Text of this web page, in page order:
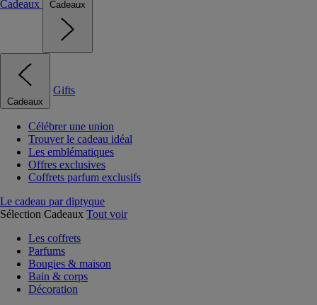
Cadeaux
Cadeaux
Cadeaux
Gifts
Célébrer une union
Trouver le cadeau idéal
Les emblématiques
Offres exclusives
Coffrets parfum exclusifs
Le cadeau par diptyque
Sélection Cadeaux Tout voir
Les coffrets
Parfums
Bougies & maison
Bain & corps
Décoration